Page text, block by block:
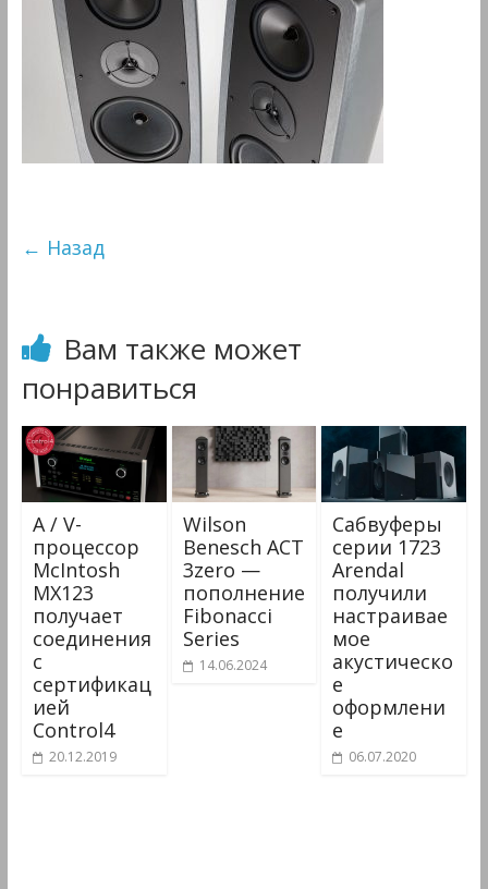
Мультимедиа
← Назад
Вам также может
понравиться
A / V-
процессор
McIntosh
MX123
получает
соединения
с
сертификац
ией
Control4
20.12.2019
Wilson
Benesch ACT
3zero —
пополнение
Fibonacci
Series
14.06.2024
Сабвуферы
серии 1723
Arendal
получили
настраивае
мое
акустическо
е
оформлени
е
06.07.2020